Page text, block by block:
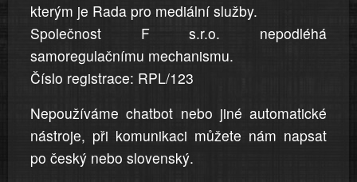
kterým je Rada pro mediální služby.
Společnost F s.r.o. nepodléhá
samoregulačnímu mechanismu.
Číslo registrace: RPL/123
Nepoužíváme chatbot nebo jiné automatické
nástroje, při komunikaci můžete nám napsat
po český nebo slovenský.